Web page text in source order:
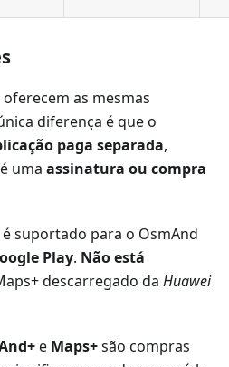
oferecem as mesmas
diferença é que o
paga separada,
uma assinatura ou compra
suportado para o OsmAnd
Play. Não está
descarregado da Huawei
e Maps+são compras